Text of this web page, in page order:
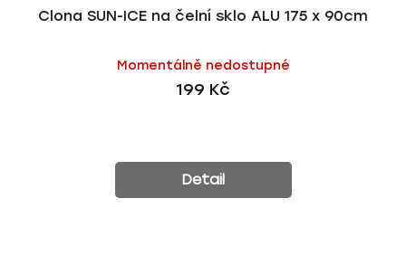
Clona SUN-ICE na čelní sklo ALU 175 x 90cm
Momentálně nedostupné
199 Kč
Detail